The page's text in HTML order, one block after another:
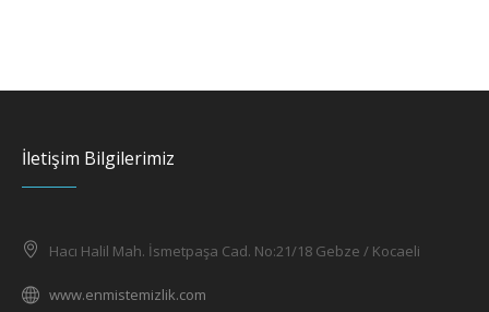
İletişim Bilgilerimiz
Hacı Halil Mah. İsmetpaşa Cad. No:21/18 Gebze / Kocaeli
www.enmistemizlik.com